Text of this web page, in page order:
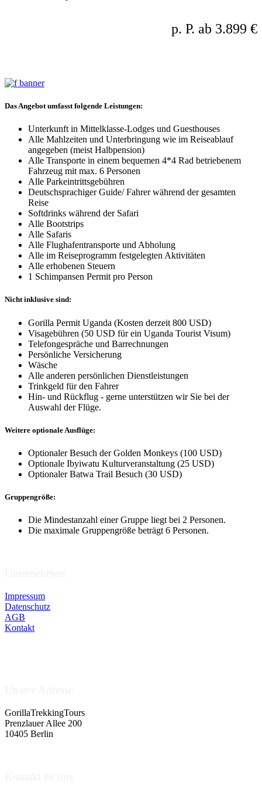
p. P. ab 3.899 €
Das Angebot umfasst folgende Leistungen:
Unterkunft in Mittelklasse-Lodges und Guesthouses
Alle Mahlzeiten und Unterbringung wie im Reiseablauf
angegeben (meist Halbpension)
Alle Transporte in einem bequemen 4*4 Rad betriebenem
Fahrzeug mit max. 6 Personen
Alle Parkeintrittsgebühren
Deutschsprachiger Guide/ Fahrer während der gesamten
Reise
Softdrinks während der Safari
Alle Bootstrips
Alle Safaris
Alle Flughafentransporte und Abholung
Alle im Reiseprogramm festgelegten Aktivitäten
Alle erhobenen Steuern
1 Schimpansen Permit pro Person
Nicht inklusive sind:
Gorilla Permit Uganda (Kosten derzeit 800 USD)
Visagebühren (50 USD für ein Uganda Tourist Visum)
Telefongespräche und Barrechnungen
Persönliche Versicherung
Wäsche
Alle anderen persönlichen Dienstleistungen
Trinkgeld für den Fahrer
Hin- und Rückflug - gerne unterstützen wir Sie bei der
Auswahl der Flüge.
Weitere optionale Ausflüge:
Optionaler Besuch der Golden Monkeys (100 USD)
Optionale Ibyiwatu Kulturveranstaltung (25 USD)
Optionaler Batwa Trail Besuch (30 USD)
Gruppengröße:
Die Mindestanzahl einer Gruppe liegt bei 2 Personen.
Die maximale Gruppengröße beträgt 6 Personen.
Impressum
Datenschutz
AGB
Kontakt
GorillaTrekkingTours
Prenzlauer Allee 200
10405 Berlin